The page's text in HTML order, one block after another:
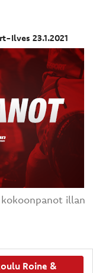
Ilves 23.1.2021
illan
Roine &